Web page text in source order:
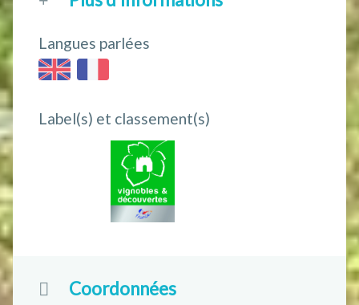
Langues parlées
Label(s) et classement(s)
Coordonnées